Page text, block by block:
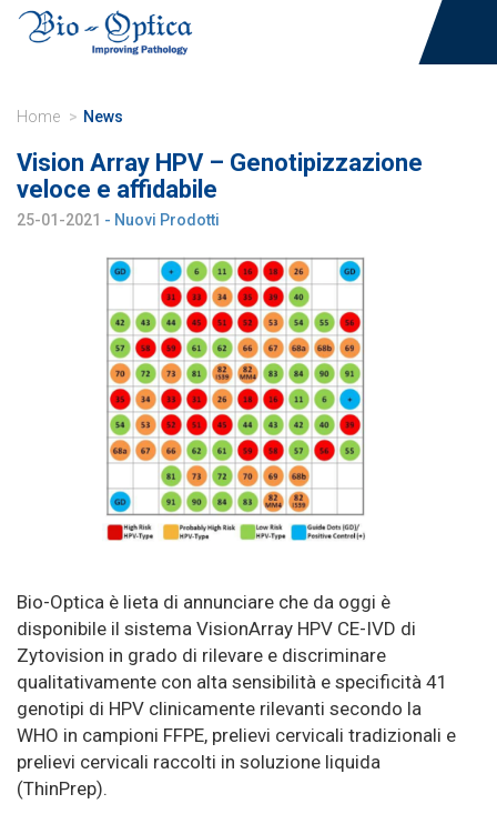
Home News
Vision Array HPV – Genotipizzazione
veloce e affidabile
25-01-2021 - Nuovi Prodotti
Bio-Optica è lieta di annunciare che da oggi è
disponibile il sistema VisionArray HPV CE-IVD di
Zytovision in grado di rilevare e discriminare
qualitativamente con alta sensibilità e specificità 41
genotipi di HPV clinicamente rilevanti secondo la
WHO in campioni FFPE, prelievi cervicali tradizionali e
prelievi cervicali raccolti in soluzione liquida
(ThinPrep).